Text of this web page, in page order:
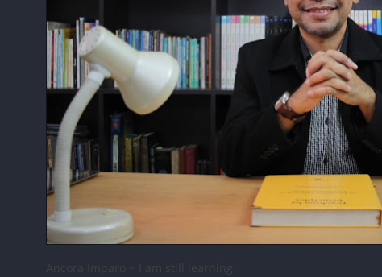
Ancora Imparo ~ I am still learning